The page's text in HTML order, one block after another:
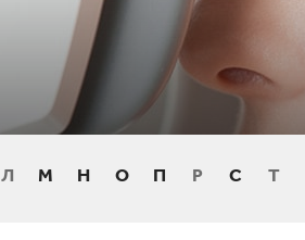
Л М Н О П Р С Т